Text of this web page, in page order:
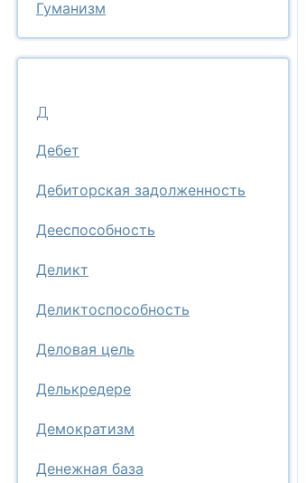
Гуманизм
Д
Дебет
Дебиторская задолженность
Дееспособность
Деликт
Деликтоспособность
Деловая цель
Делькредере
Демократизм
Денежная база